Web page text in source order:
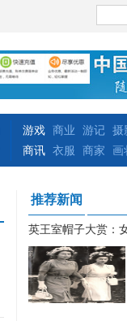
游戏 商业 游记 摄
商讯 衣服 商家 画
推荐新闻
英王室帽子大赏：